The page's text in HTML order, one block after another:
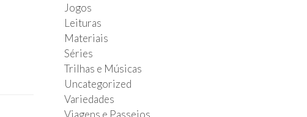
Jogos
Leituras
Materiais
Séries
Trilhas e Músicas
Uncategorized
Variedades